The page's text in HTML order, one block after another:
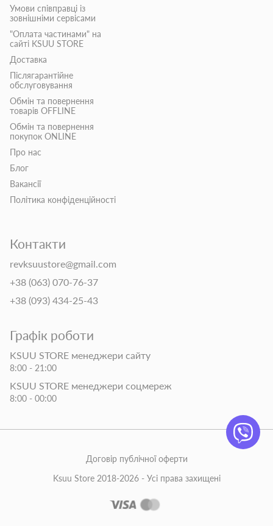
Умови співправці із
зовнішніми сервісами
"Оплата частинами" на
сайті KSUU STORE
Доставка
Післягарантійне
обслуговування
Обмін та повернення
товарів OFFLINE
Обмін та повернення
покупок ONLINE
Про нас
Блог
Вакансії
Політика конфіденційності
Контакти
revksuustore@gmail.com
+38 (063) 070-76-37
+38 (093) 434-25-43
Графік роботи
KSUU STORE менеджери сайту
8:00 - 21:00
KSUU STORE менеджери соцмереж
8:00 - 00:00
Ksuu Store 2018-2026 - Усі права захищені
Договір публічної оферти